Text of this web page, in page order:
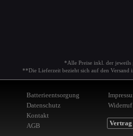
*Alle Preise inkl. der jeweils
**Die Lieferzeit bezieht sich auf den Versand
Batterieentsorgung
Datenschutz
Kontakt
AGB
Widerruf